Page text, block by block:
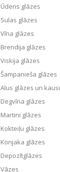
Ūdens glāzes
Sulas glāzes
Vīna glāzes
Brendija glāzes
Viskija glāzes
Šampanieša glāzes
Alus glāzes un kausi
Degvīna glāzes
Martini glāzes
Kokteiļu glāzes
Konjaka glāzes
Depozītglāzes
Vāzes